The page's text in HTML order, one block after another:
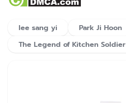
lee sang yi
Park Ji Hoon
The Legend of Kitchen Soldier